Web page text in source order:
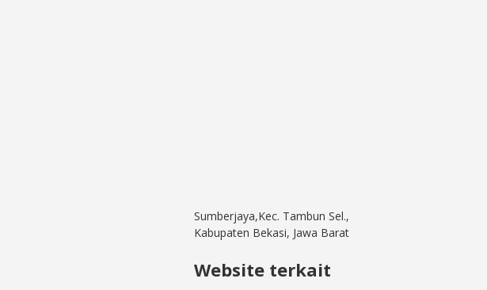
Sumberjaya,Kec. Tambun Sel.,
Kabupaten Bekasi, Jawa Barat
Website terkait